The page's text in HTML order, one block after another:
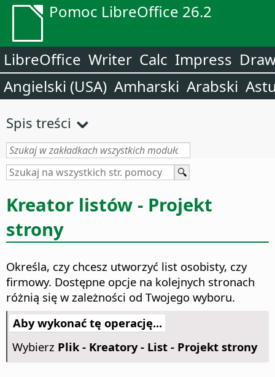
Pomoc LibreOffice 26.2
LibreOffice Writer Calc Impress
Angielski (USA) Amharski Arabski
Spis treści
Kreator listów - Projekt
strony
Określa, czy chcesz utworzyć list osobisty, czy
firmowy. Dostępne opcje na kolejnych stronach
różnią się w zależności od Twojego wyboru.
Aby wykonać tę operację...
Wybierz Plik - Kreatory - List - Projekt strony